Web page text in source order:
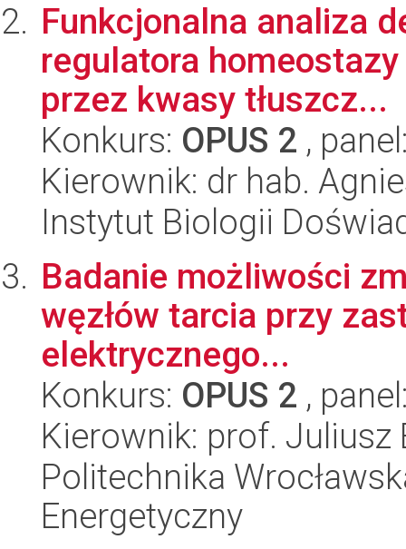
Funkcjonalna analiza
regulatora
przez kwasy tłuszcz...
Konkurs: OPUS 2 ,
Kierownik: dr hab.
Instytut Biologii
Badanie możliwości
węzłów tarcia przy
elektrycznego...
Konkurs: OPUS 2 ,
Kierownik: prof. Juliusz
Politechnika
Energetyczny